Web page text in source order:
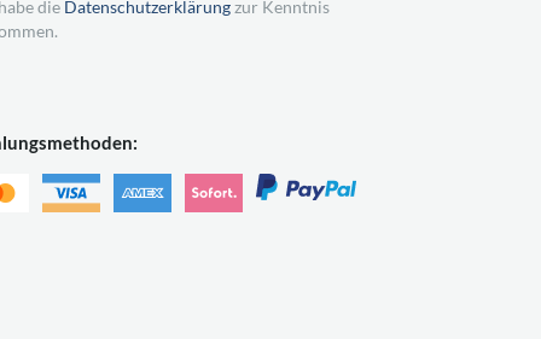
die Datenschutzerklärungzur Kenntnis